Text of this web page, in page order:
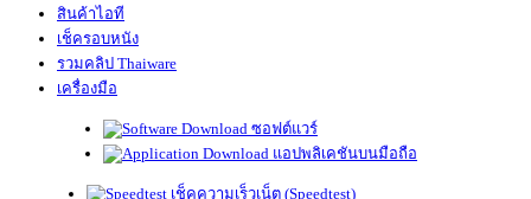
สินค้าไอที
เช็ครอบหนัง
รวมคลิป Thaiware
เครื่องมือ
ซอฟต์แวร์
แอปพลิเคชันบนมือถือ
เช็คความเร็วเน็ต (Speedtest)